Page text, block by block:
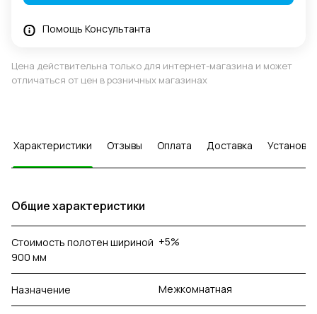
Помощь Консультанта
Цена действительна только для интернет-магазина и может
отличаться от цен в розничных магазинах
Характеристики Отзывы Оплата Доставка Установка
Общие характеристики
Стоимость полотен шириной
900 мм
+5%
Назначение Межкомнатная